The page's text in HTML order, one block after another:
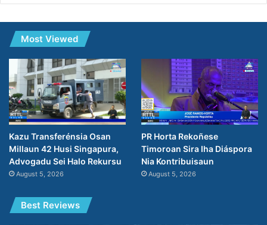
Most Viewed
Kazu Transferénsia Osan
Millaun 42 Husi Singapura,
Advogadu Sei Halo Rekursu
August 5, 2026
PR Horta Rekoñese
Timoroan Sira Iha Diáspora
Nia Kontribuisaun
August 5, 2026
Best Reviews